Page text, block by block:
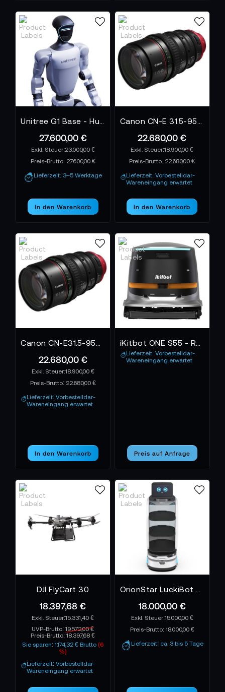
27.600,00 €
23.000,00 €
Preis-Brutto: 27.600,00 €
Lieferzeit: 3–5 Werktage
In den Warenkorb
22.680,00 €
18.900,00 €
Preis-Brutto: 22.680,00 €
Lieferzeit: Vorbestelldar-
Wareneingang erwartet
In den Warenkorb
22.680,00 €
18.900,00 €
Preis-Brutto: 22.680,00 €
Lieferzeit: Vorbestelldar-
Wareneingang erwartet
In den Warenkorb
Lieferzeit: Vorbestelldar-
Wareneingang erwartet
Preis auf Anfrage
DJI FlyCart 30
18.397,68 €
15.331,40 €
UVP-Brutto:19.572,00 €
Preis-Brutto:18.397,68 €
Sie sparen: 1.174,32 € Brutto(6
%)
Lieferzeit: Vorbestelldar-
Wareneingang erwartet
18.000,00 €
15.000,00 €
Preis-Brutto: 18.000,00 €
Lieferzeit: ca. 3 bis 5 Tage